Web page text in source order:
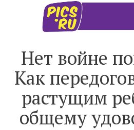
Нет войне
Как
растущим
общему